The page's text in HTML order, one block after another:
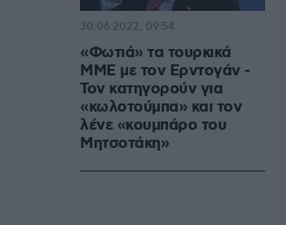
«Φωτιά» τα τουρκικά
ΜΜΕ με τον Ερντογάν -
Τον κατηγορούν για
«κωλοτούμπα» και τον
λένε «κουμπάρο του
Μητσοτάκη»
30.06.2022, 09:54